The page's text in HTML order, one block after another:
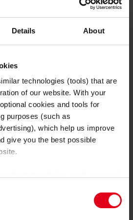
Details About
technologies (tools) that are
of our website. With your
cookies and tools for
purposes (such as
which help us improve
give you the best possible
also include Google LLC,
Platforms, Inc., which are based
Chi utilizza l’energia
fotovoltaica in eccesso
risparmia di più. Se
inoltre il processo di
ricarica viene
programmato nelle fasce
basse, la ricarica diventa